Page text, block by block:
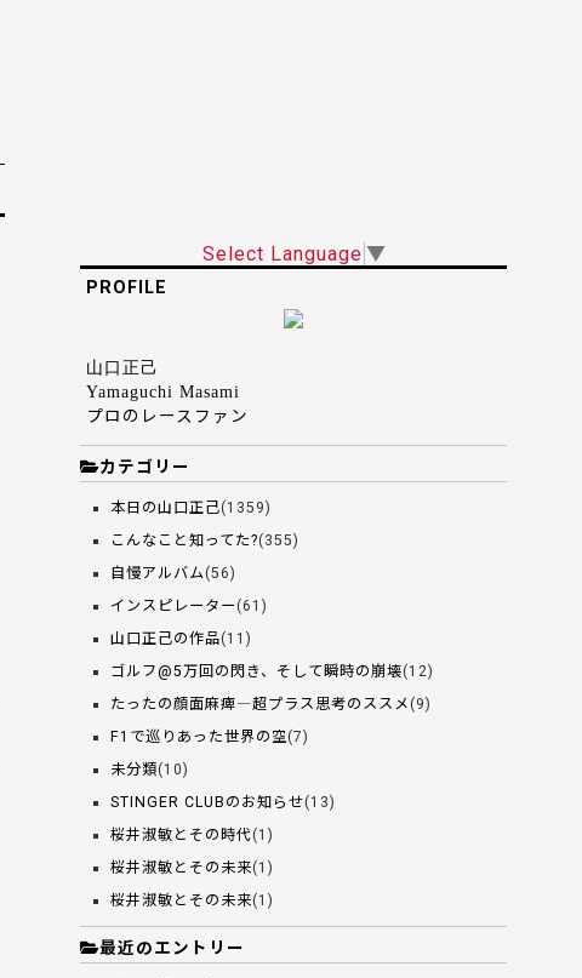
Select Language ▼
PROFILE
山口正己
Yamaguchi Masami
プロのレースファン
カテゴリー
本日の山口正己(1359)
こんなこと知ってた?(355)
自慢アルバム(56)
インスピレーター(61)
山口正己の作品(11)
ゴルフ@5万回の閃き、そして瞬時の崩壊(12)
たったの顔面麻痺―超プラス思考のススメ(9)
F1で巡りあった世界の空(7)
未分類(10)
STINGER CLUBのお知らせ(13)
桜井淑敏とその時代(1)
桜井淑敏とその未来(1)
桜井淑敏とその未来(1)
最近のエントリー